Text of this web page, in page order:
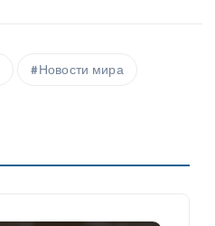
Новости мира